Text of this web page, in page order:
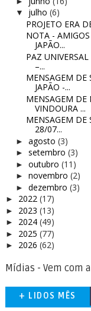
▼ julho (6)
PROJETO ERA
NOTA -
JAPÃO...
PAZ
–...
MENSAGEM DE
JAPÃO -...
MENSAGEM DE
VINDOURA ...
MENSAGEM DE
28/07...
► agosto (3)
► setembro (3)
► outubro (11)
► novembro (2)
► dezembro (3)
► 2022 (17)
► 2023 (13)
► 2024 (49)
► 2025 (77)
► 2026 (62)
Mídias - Vem com
+ LIDOS MÊS